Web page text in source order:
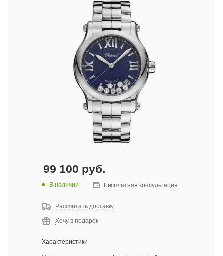
99 100 руб.
В наличии Бесплатная консультация
Рассчитать доставку
Хочу в подарок
Характеристики